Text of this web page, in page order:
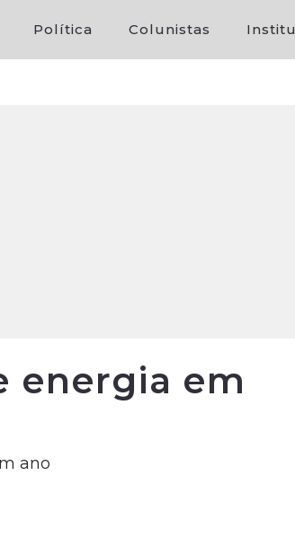
Política Colunistas
energia em
ano